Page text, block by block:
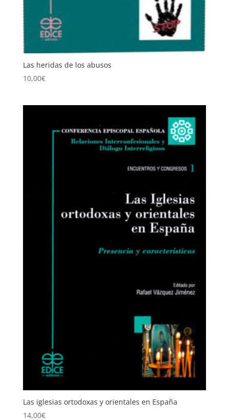
Las heridas de los abusos
10,00€
Las iglesias ortodoxas y orientales en España
14,00€